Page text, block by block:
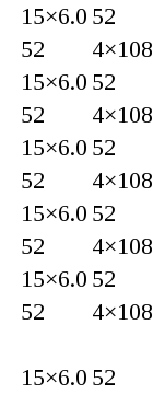
15×6.0 52
52 4×108
15×6.0 52
52 4×108
15×6.0 52
52 4×108
15×6.0 52
52 4×108
15×6.0 52
52 4×108
15×6.0 52